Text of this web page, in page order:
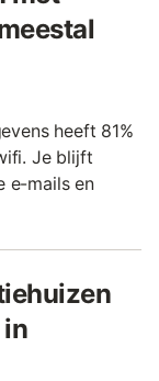
heeft 81%
Je blijft
e-mails en